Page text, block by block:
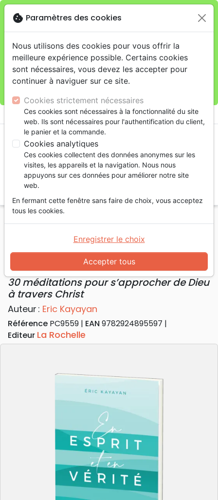
Je veux retirer ma commande au 11 rue de Rive,
Genèveclose
warningCette boutique en ligne est limitée au retrait en
magasin.
Pour les livraisons à domicile, veuillez passer vos
commandes sur la boutique La Maison de la Bible
shopping_cart
Accueil Livres Méditations
Adultes
En esprit et en vérité - 30 méditations pour
s’approcher de Dieu à travers Christ
En esprit et en vérité
30 méditations pour s’approcher de Dieu
à travers Christ
Auteur : Eric Kayayan
Référence PC9559 EAN 9782924895597
Editeur La Rochelle
cookie Paramètres des cookies
Nous utilisons des cookies pour vous offrir la
meilleure expérience possible. Certains cookies
sont nécessaires, vous devez les accepter pour
continuer à naviguer sur ce site.
Cookies strictement nécessaires
Ces cookies sont nécessaires à la fonctionnalité du site
web. Ils sont nécessaires pour l'authentification du client,
le panier et la commande.
Cookies analytiques
Ces cookies collectent des données anonymes sur les
visites, les appareils et la navigation. Nous nous
appuyons sur ces données pour améliorer notre site
web.
En fermant cette fenêtre sans faire de choix, vous acceptez
tous les cookies.
Accepter tous
Enregistrer le choix